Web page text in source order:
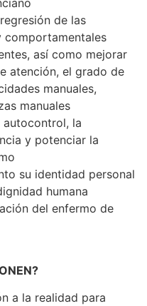
de las
comportamentales
así como mejorar
atención, el grado de
manuales,
manuales
autocontrol, la
y potenciar la
su identidad personal
humana
del enfermo de
a la realidad para